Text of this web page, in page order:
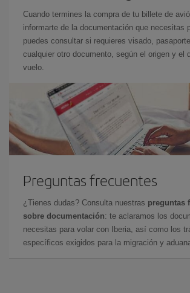
Cuando termines la compra de tu billete de
informarte de la documentación que necesitas
puedes consultar si requieres visado,
cualquier otro documento, según el origen y el
vuelo.
Preguntas frecuentes
¿Tienes dudas? Consulta nuestras preguntas
sobre documentación: te aclaramos los
necesitas para volar con Iberia, así como los
específicos exigidos para la migración y